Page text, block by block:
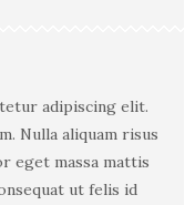
adipiscing elit.
Nulla aliquam risus
eget massa mattis
ut felis id